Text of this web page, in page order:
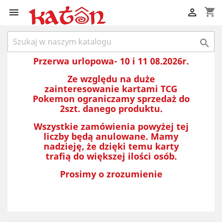
 shopping_cart


Przerwa urlopowa- 10 i 11 08.2026r.
Ze względu na duże
zainteresowanie kartami TCG
Pokemon ograniczamy sprzedaż do
2szt. danego produktu.
Wszystkie zamówienia powyżej tej
liczby będą anulowane. Mamy
nadzieję, że dzięki temu karty
trafią do większej ilości osób.
Prosimy o zrozumienie